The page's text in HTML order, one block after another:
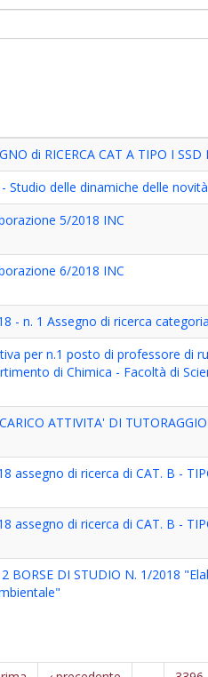
di RICERCA CAT A TIPO I SSD
Studio delle dinamiche delle
5/2018 INC
6/2018 INC
- n. 1 Assegno di ricerca
per n.1 posto di professore di
di Chimica - Facoltà di
ATTIVITA' DI
assegno di ricerca di CAT. B -
assegno di ricerca di CAT. B -
BORSE DI STUDIO N. 1/2018